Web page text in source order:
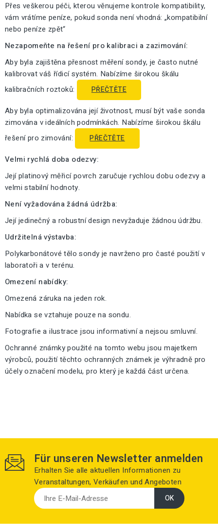
Přes veškerou péči, kterou věnujeme kontrole kompatibility,
vám vrátíme peníze, pokud sonda není vhodná: „kompatibilní
nebo peníze zpět“
Nezapomeňte na řešení pro kalibraci a zazimování:
Aby byla zajištěna přesnost měření sondy, je často nutné
kalibrovat váš řídicí systém. Nabízíme širokou škálu
kalibračních roztoků:
PŘEČTĚTE
Aby byla optimalizována její životnost, musí být vaše sonda
zimována v ideálních podmínkách. Nabízíme širokou škálu
řešení pro zimování:
PŘEČTĚTE
Velmi rychlá doba odezvy:
Její platinový měřicí povrch zaručuje rychlou dobu odezvy a
velmi stabilní hodnoty.
Není vyžadována žádná údržba:
Její jedinečný a robustní design nevyžaduje žádnou údržbu.
Udržitelná výstavba:
Polykarbonátové tělo sondy je navrženo pro časté použití v
laboratoři a v terénu.
Omezení nabídky:
Omezená záruka na jeden rok.
Nabídka se vztahuje pouze na sondu.
Fotografie a ilustrace jsou informativní a nejsou smluvní.
Ochranné známky použité na tomto webu jsou majetkem
výrobců, použití těchto ochranných známek je výhradně pro
účely označení modelu, pro který je každá část určena.
Für unseren Newsletter anmelden
Erhalten Sie alle aktuellen Informationen zu
Veranstaltungen, Verkäufen und Angeboten